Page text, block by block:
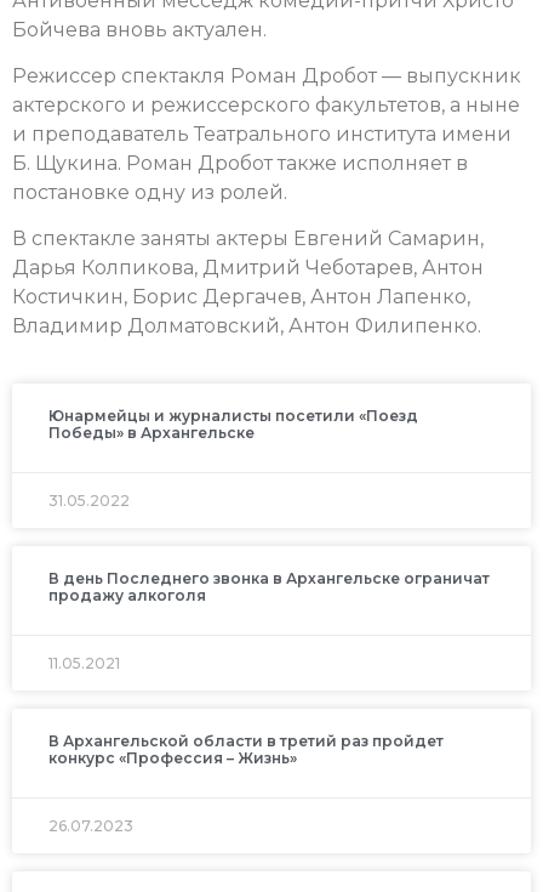
Бойчева вновь актуален.
Режиссер спектакля Роман Дробот — выпускник
актерского и режиссерского факультетов, а ныне
и преподаватель Театрального института имени
Б. Щукина. Роман Дробот также исполняет в
постановке одну из ролей.
В спектакле заняты актеры Евгений Самарин,
Дарья Колпикова, Дмитрий Чеботарев, Антон
Костичкин, Борис Дергачев, Антон Лапенко,
Владимир Долматовский, Антон Филипенко.
Юнармейцы и журналисты посетили «Поезд
Победы» в Архангельске
31.05.2022
В день Последнего звонка в Архангельске ограничат
продажу алкоголя
11.05.2021
В Архангельской области в третий раз пройдет
конкурс «Профессия – Жизнь»
26.07.2023